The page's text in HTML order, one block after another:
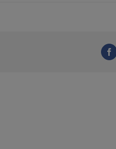
Fusaro